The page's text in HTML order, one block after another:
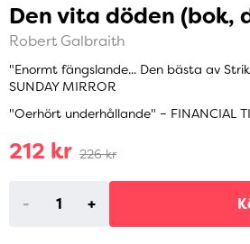
Den vita döden (bok,
Robert Galbraith
"Enormt fängslande... Den bästa av
SUNDAY MIRROR
"Oerhört underhållande" – FINANCIAL
212 kr 226 kr
- +